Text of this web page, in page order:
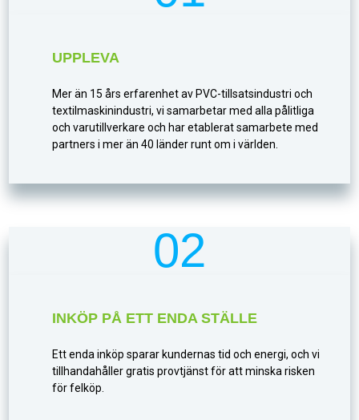
UPPLEVA
Mer än 15 års erfarenhet av PVC-tillsatsindustri och
textilmaskinindustri, vi samarbetar med alla pålitliga
och varutillverkare och har etablerat samarbete med
partners i mer än 40 länder runt om i världen.
02
INKÖP PÅ ETT ENDA STÄLLE
Ett enda inköp sparar kundernas tid och energi, och vi
tillhandahåller gratis provtjänst för att minska risken
för felköp.